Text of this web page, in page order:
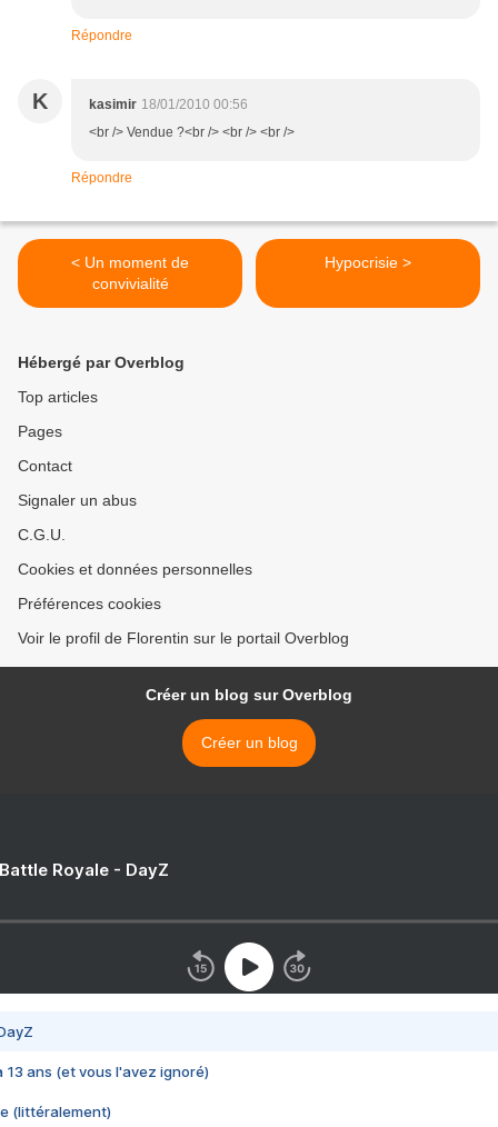
Répondre
K kasimir 18/01/2010 00:56
<br /> Vendue ?<br /> <br /> <br />
Répondre
< Un moment de
convivialité
Hypocrisie >
Hébergé par Overblog
Top articles
Pages
Contact
Signaler un abus
C.G.U.
Cookies et données personnelles
Préférences cookies
Voir le profil de Florentin sur le portail Overblog
Créer un blog sur Overblog
Créer un blog
Royale - DayZ
13 ans (et vous l'avez ignoré)
(littéralement)